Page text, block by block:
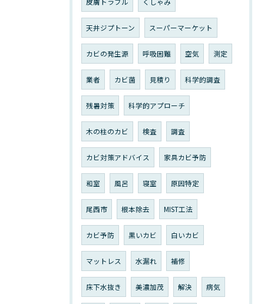
天井ジプトーン スーパーマーケット
カビの発生源 呼吸困難 空気 測定
業者 カビ菌 見積り 科学的調査
残暑対策 科学的アプローチ
木の柱のカビ 検査 調査
カビ対策アドバイス 家具カビ予防
和室 風呂 寝室 原因特定
尾西市 根本除去 MIST工法
カビ予防 黒いカビ 白いカビ
マットレス 水漏れ 補修
床下水抜き 美濃加茂 解決 病気